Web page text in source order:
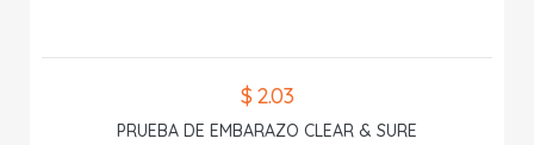
$ 2.03
PRUEBA DE EMBARAZO CLEAR & SURE